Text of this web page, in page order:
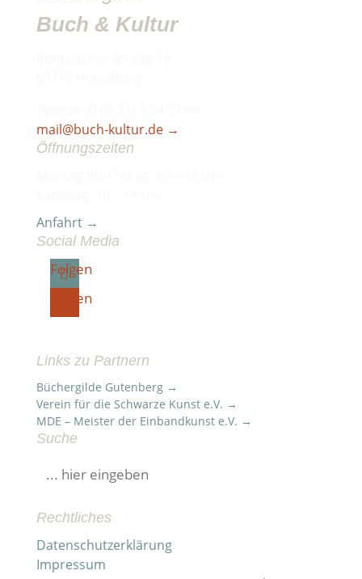
Buch & Kultur
mail@buch-kultur.de→
Öffnungszeiten
Anfahrt →
Social Media
Folgen
Folgen
Links zu Partnern
Büchergilde Gutenberg →
Verein für die Schwarze Kunst e.V. →
MDE – Meister der Einbandkunst e.V. →
Suche
Suchen
Rechtliches
Datenschutzerklärung
Impressum